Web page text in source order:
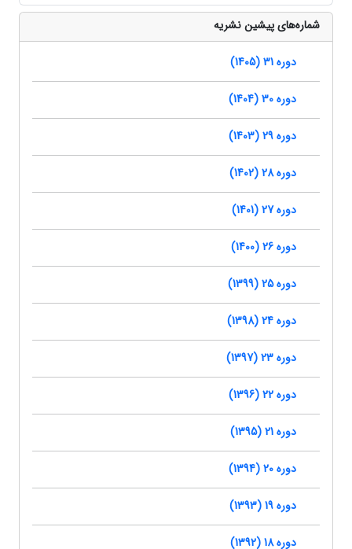
شماره‌های پیشین نشریه
دوره 31 (1405)
دوره 30 (1404)
دوره 29 (1403)
دوره 28 (1402)
دوره 27 (1401)
دوره 26 (1400)
دوره 25 (1399)
دوره 24 (1398)
دوره 23 (1397)
دوره 22 (1396)
دوره 21 (1395)
دوره 20 (1394)
دوره 19 (1393)
دوره 18 (1392)